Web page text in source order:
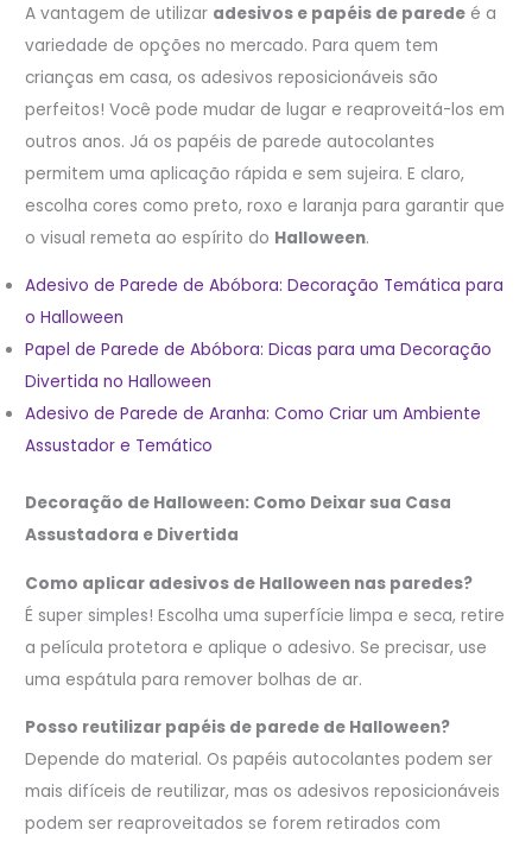
A vantagem de utilizar adesivos e papéis de parede é a
variedade de opções no mercado. Para quem tem
crianças em casa, os adesivos reposicionáveis são
perfeitos! Você pode mudar de lugar e reaproveitá-los em
outros anos. Já os papéis de parede autocolantes
permitem uma aplicação rápida e sem sujeira. E claro,
escolha cores como preto, roxo e laranja para garantir que
o visual remeta ao espírito do Halloween.
Adesivo de Parede de Abóbora: Decoração Temática para
o Halloween
Papel de Parede de Abóbora: Dicas para uma Decoração
Divertida no Halloween
Adesivo de Parede de Aranha: Como Criar um Ambiente
Assustador e Temático
Decoração de Halloween: Como Deixar sua Casa
Assustadora e Divertida
Como aplicar adesivos de Halloween nas paredes?
É super simples! Escolha uma superfície limpa e seca, retire
a película protetora e aplique o adesivo. Se precisar, use
uma espátula para remover bolhas de ar.
Posso reutilizar papéis de parede de Halloween?
Depende do material. Os papéis autocolantes podem ser
mais difíceis de reutilizar, mas os adesivos reposicionáveis
podem ser reaproveitados se forem retirados com